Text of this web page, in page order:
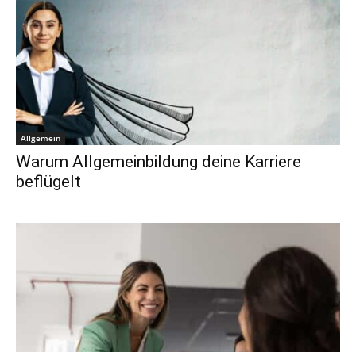
Allgemein
Warum Allgemeinbildung deine Karriere
beflügelt